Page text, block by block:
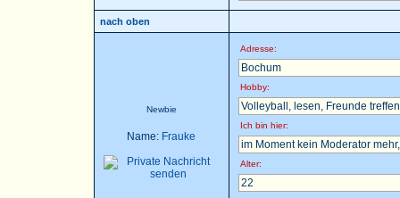
nach oben
Newbie
Name: Frauke
Adresse:
Bochum
Hobby:
Volleyball, lesen, Freunde
Ich bin hier:
im Moment kein Moderator
Alter:
22